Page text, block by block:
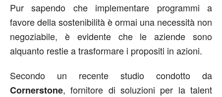
Pur sapendo che implementare programmi a
favore della sostenibilità è ormai una necessità non
negoziabile, è evidente che le aziende sono
alquanto restie a trasformare i propositi in azioni.
Secondo un recente studio condotto da
Cornerstone, fornitore di soluzioni per la talent